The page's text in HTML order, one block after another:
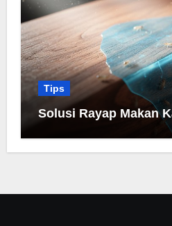
Tips
Solusi Rayap Makan